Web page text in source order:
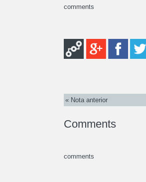
comments
« Nota anterior
Comments
comments